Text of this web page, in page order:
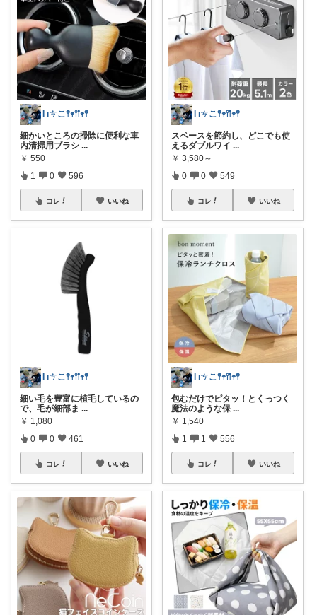
Ɩ ıㄘこ𖤣𖥧𖥣𖡡𖥧𖤣
細かいところの掃除に便利な車
内清掃用ブラシ ...
￥ 550
1 0 596
コレ いいね
Ɩ ıㄘこ𖤣𖥧𖥣𖡡𖥧𖤣
細い毛を豊富に植毛しているの
で、毛が細部ま ...
￥ 1,080
0 0 461
コレ いいね
Ɩ ıㄘこ𖤣𖥧𖥣𖡡𖥧𖤣
スペースを節約し、どこでも使
えるダブルワイ ...
￥ 3,580～
0 0 549
コレ いいね
Ɩ ıㄘこ𖤣𖥧𖥣𖡡𖥧𖤣
包むだけでピタッ！とくっつく
魔法のような保 ...
￥ 1,540
1 1 556
コレ いいね